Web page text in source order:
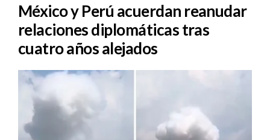
México y Perú acuerdan reanudar
relaciones diplomáticas tras
cuatro años alejados